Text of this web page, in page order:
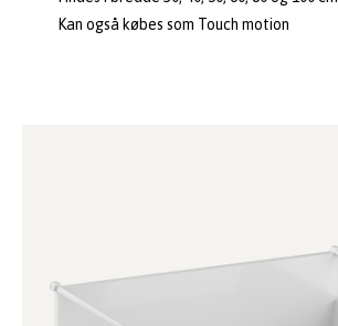
Kan også købes som Touch motion